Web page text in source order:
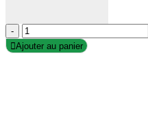
-
Ajouter au panier